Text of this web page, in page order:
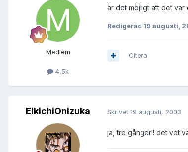
Medlem
4,5k
är det möjligt att det var
Redigerad 19 augusti,
Citera
EikichiOnizuka Skrivet 19 augusti, 2003
ja, tre gånger!! det vet